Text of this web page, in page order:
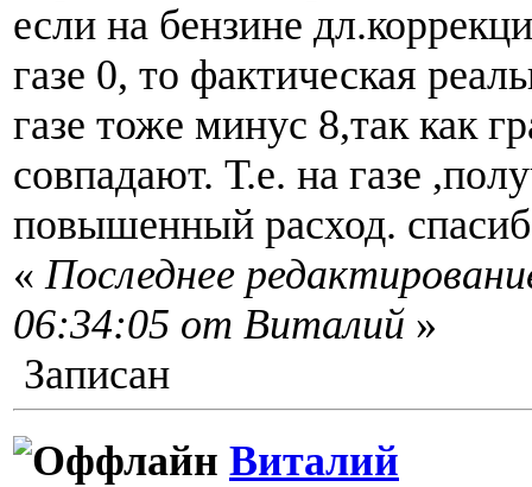
если на бензине
газе 0, то фактическая
газе тоже минус 8,так как
совпадают. Т.е. на газе
повышенный расход.
«Последнее
06:34:05 от Виталий »
Записан
Виталий